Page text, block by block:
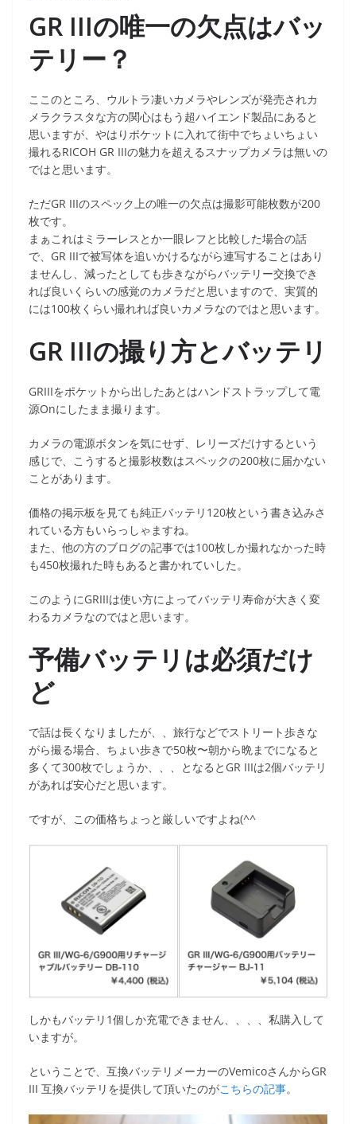
GR IIIの唯一の欠点はバッ
テリー？
ここのところ、ウルトラ凄いカメラやレンズが発売されカ
メラクラスタな方の関心はもう超ハイエンド製品にあると
思いますが、やはりポケットに入れて街中でちょいちょい
撮れるRICOH GR IIIの魅力を超えるスナップカメラは無いの
ではと思います。
ただGR IIIのスペック上の唯一の欠点は撮影可能枚数が200
枚です。
まぁこれはミラーレスとか一眼レフと比較した場合の話
で、GR IIIで被写体を追いかけるながら連写することはあり
ませんし、減ったとしても歩きながらバッテリー交換でき
れば良いくらいの感覚のカメラだと思いますので、実質的
には100枚くらい撮れれば良いカメラなのではと思います。
GR IIIの撮り方とバッテリ
GRIIIをポケットから出したあとはハンドストラップして電
源Onにしたまま撮ります。
カメラの電源ボタンを気にせず、レリーズだけするという
感じで、こうすると撮影枚数はスペックの200枚に届かない
ことがあります。
価格の掲示板を見ても純正バッテリ120枚という書き込みさ
れている方もいらっしゃますね。
また、他の方のブログの記事では100枚しか撮れなかった時
も450枚撮れた時もあると書かれていした。
このようにGRIIIは使い方によってバッテリ寿命が大きく変
わるカメラなのではと思います。
予備バッテリは必須だけ
ど
で話は長くなりましたが、、旅行などでストリート歩きな
がら撮る場合、ちょい歩きで50枚〜朝から晩までになると
多くて300枚でしょうか、、、となるとGR IIIは2個バッテリ
があれば安心だと思います。
ですが、この価格ちょっと厳しいですよね(^^
しかもバッテリ1個しか充電できません、、、、私購入して
いますが。
ということで、互換バッテリメーカーのVemicoさんからGR
III 互換バッテリを提供して頂いたのがこちらの記事。